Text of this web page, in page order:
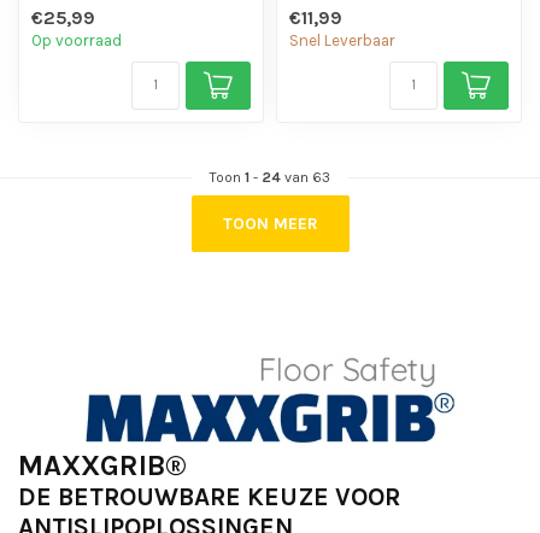
- Is eenvo...
€25,99
Op voorraad
- Is eenvo...
€11,99
Snel Leverbaar
Toon 1 - 24 van 63
TOON MEER
MAXXGRIB®
DE BETROUWBARE KEUZE VOOR